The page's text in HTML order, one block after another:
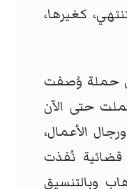
كغيرها،
حملة وُصفت
حتى الآن
الأعمال،
قضائية نُفذت
وبالتنسيق